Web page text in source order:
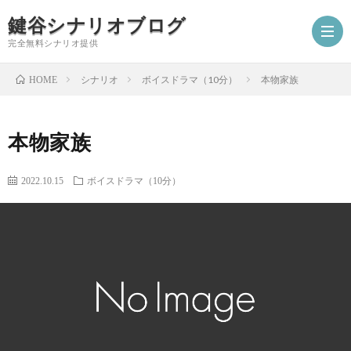
鍵谷シナリオブログ
完全無料シナリオ提供
ム
ロ
シ
HOME シナリオ ボイスドラマ（10分） 本物家族
本物家族
2022.10.15 ボイスドラマ（10分）